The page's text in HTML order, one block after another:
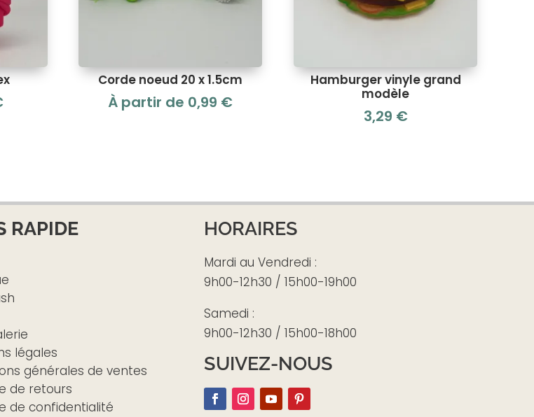
Le
Corde noeud 20 x 1.5cm
À partir de 0,99 €
Hamburger vinyle grand
modèle
3,29 €
RAPIDE
légales
générales de ventes
de retours
de confidentialité
HORAIRES
Mardi au Vendredi :
9h00-12h30 / 15h00-19h00
Samedi :
9h00-12h30 / 15h00-18h00
SUIVEZ-NOUS